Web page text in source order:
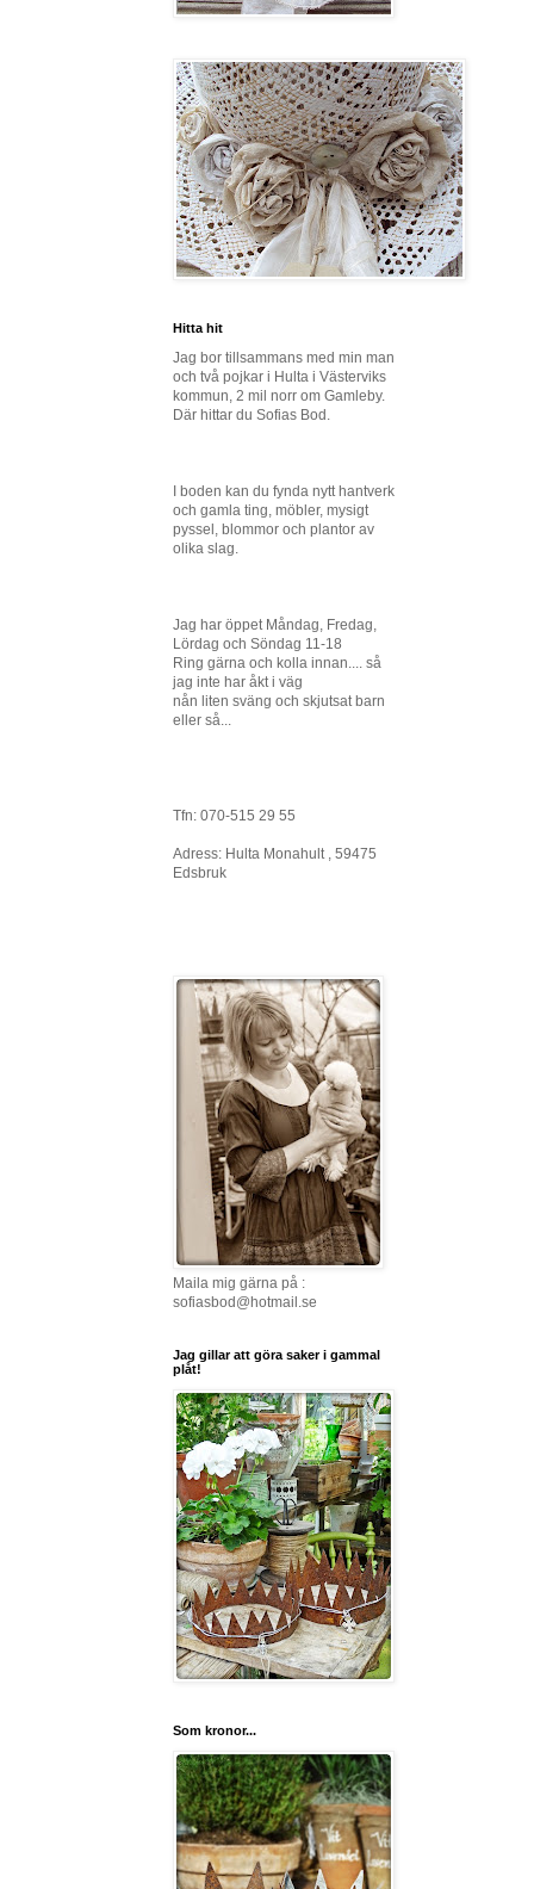
Hitta hit
Jag bor tillsammans med min man
och två pojkar i Hulta i Västerviks
kommun, 2 mil norr om Gamleby.
Där hittar du Sofias Bod.
I boden kan du fynda nytt hantverk
och gamla ting, möbler, mysigt
pyssel, blommor och plantor av
olika slag.
Jag har öppet Måndag, Fredag,
Lördag och Söndag 11-18
Ring gärna och kolla innan.... så
jag inte har åkt i väg
nån liten sväng och skjutsat barn
eller så...
Tfn: 070-515 29 55
Adress: Hulta Monahult , 59475
Edsbruk
Maila mig gärna på :
sofiasbod@hotmail.se
Jag gillar att göra saker i gammal
plåt!
Som kronor...